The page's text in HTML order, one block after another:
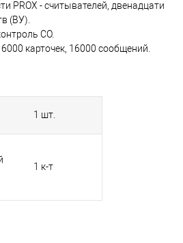
PROX - считывателей, двенадцати
(ВУ).
СО.
карточек, 16000 сообщений.
1 шт.
1 к-т